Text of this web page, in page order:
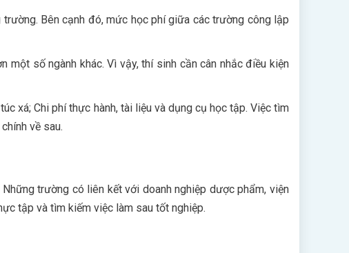
Bên cạnh đó, mức học phí giữa các trường công lập
một số ngành khác. Vì vậy, thí sinh cần cân nhắc điều kiện
xá; Chi phí thực hành, tài liệu và dụng cụ học tập. Việc tìm
về sau.
trường có liên kết với doanh nghiệp dược phẩm, viện
tập và tìm kiếm việc làm sau tốt nghiệp.